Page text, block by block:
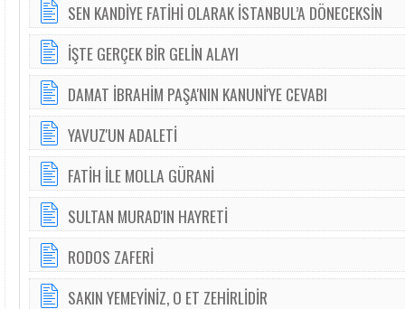
SEN KANDİYE FATİHİ OLARAK İSTANBUL’A DÖNECEKSİN
İŞTE GERÇEK BİR GELİN ALAYI
DAMAT İBRAHİM PAŞA'NIN KANUNİ'YE CEVABI
YAVUZ'UN ADALETİ
FATİH İLE MOLLA GÜRANİ
SULTAN MURAD'IN HAYRETİ
RODOS ZAFERİ
SAKIN YEMEYİNİZ, O ET ZEHİRLİDİR